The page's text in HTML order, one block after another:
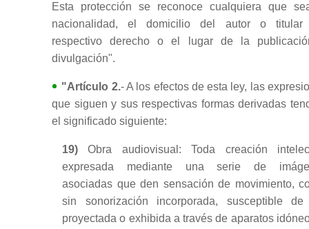
Esta protección se reconoce cualquiera que
nacionalidad, el domicilio del autor o titular
respectivo derecho o el lugar de la
divulgación".
"Artículo 2.- A los efectos de esta ley, las
que siguen y sus respectivas formas derivadas
el significado siguiente:
19) Obra audiovisual: Toda creación
expresada mediante una serie de
asociadas que den sensación de movimiento,
sin sonorización incorporada, susceptible
proyectada o exhibida a través de aparatos